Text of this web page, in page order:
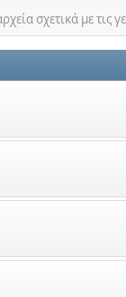
σχετικά με τις